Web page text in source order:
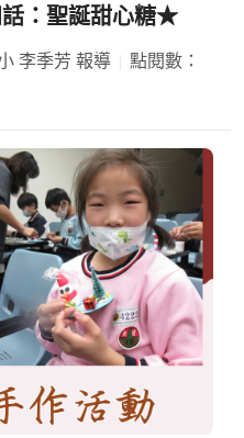
：聖誕甜心糖★
李季芳 報導
點閱數：